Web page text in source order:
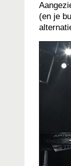
(en je